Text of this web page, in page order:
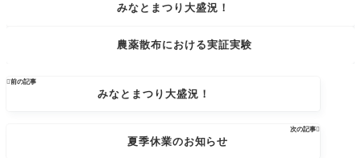
みなとまつり大盛況！
農薬散布における実証実験
前の記事
みなとまつり大盛況！
次の記事
夏季休業のお知らせ